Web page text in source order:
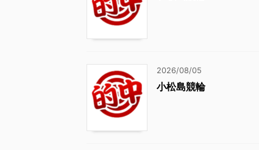
2026/08/05
小松島競輪